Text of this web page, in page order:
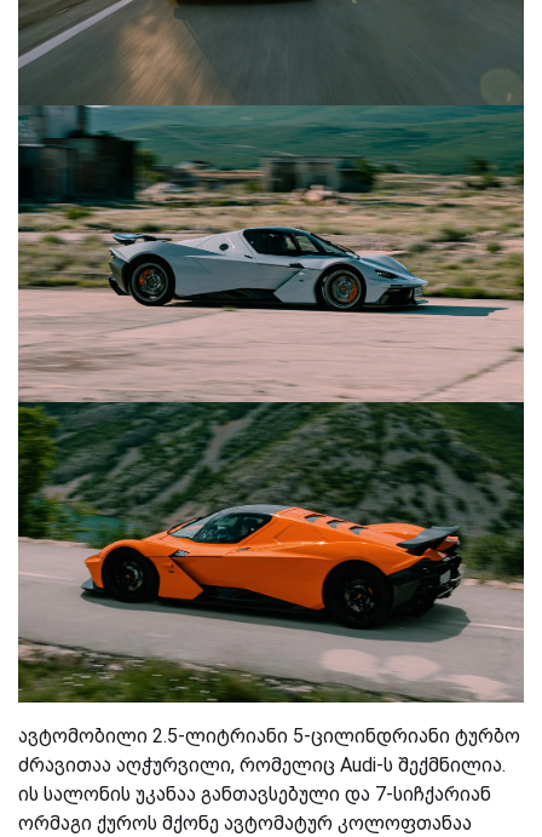
ავტომობილი 2.5-ლიტრიანი 5-ცილინდრიანი ტურბო
ძრავითაა აღჭურვილი, რომელიც Audi-ს შექმნილია.
ის სალონის უკანაა განთავსებული და 7-სიჩქარიან
ორმაგი ქუროს მქონე ავტომატურ კოლოფთანაა